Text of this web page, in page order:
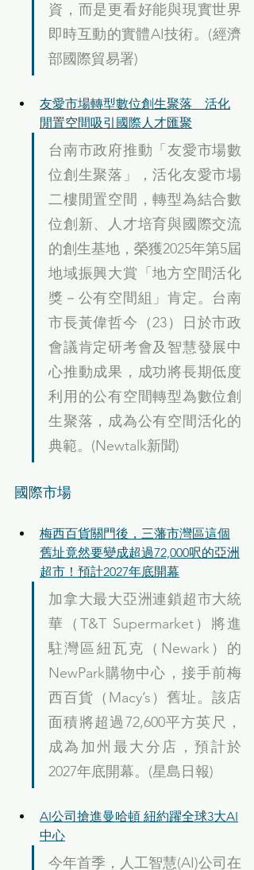
資，而是更看好能與現實世界
即時互動的實體AI技術。(經濟
部國際貿易署)
友愛市場轉型數位創生聚落　活化
閒置空間吸引國際人才匯聚
台南市政府推動「友愛市場數
位創生聚落」，活化友愛市場
二樓閒置空間，轉型為結合數
位創新、人才培育與國際交流
的創生基地，榮獲2025年第5屆
地域振興大賞「地方空間活化
獎－公有空間組」肯定。台南
市長黃偉哲今（23）日於市政
會議肯定研考會及智慧發展中
心推動成果，成功將長期低度
利用的公有空間轉型為數位創
生聚落，成為公有空間活化的
典範。(Newtalk新聞)
國際市場
梅西百貨關門後，三藩市灣區這個
舊址竟然要變成超過72,000呎的亞洲
超市！預計2027年底開幕
加拿大最大亞洲連鎖超市大統
華（T&T Supermarket）將進
駐灣區紐瓦克（Newark）的
NewPark購物中心，接手前梅
西百貨（Macy’s）舊址。該店
面積將超過72,600平方英尺，
成為加州最大分店，預計於
2027年底開幕。(星島日報)
AI公司搶進曼哈頓 紐約躍全球3大AI
中心
今年首季，人工智慧(AI)公司在